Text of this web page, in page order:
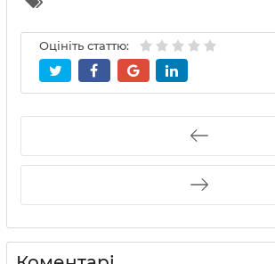
Оцініть статтю: